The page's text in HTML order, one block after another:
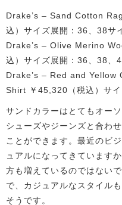
Drake’s – Sand Cotton
込）サイズ展開：36、38サ
Drake’s – Olive Merino
込）サイズ展開：36、38、
Drake’s – Red and
Shirt ￥45,320（税込）サ
サンドカラーはとてもオー
シューズやジーンズと合わ
ことができます。最近のビ
ュアルになってきています
方も増えているのではない
で、カジュアルなスタイル
そうです。